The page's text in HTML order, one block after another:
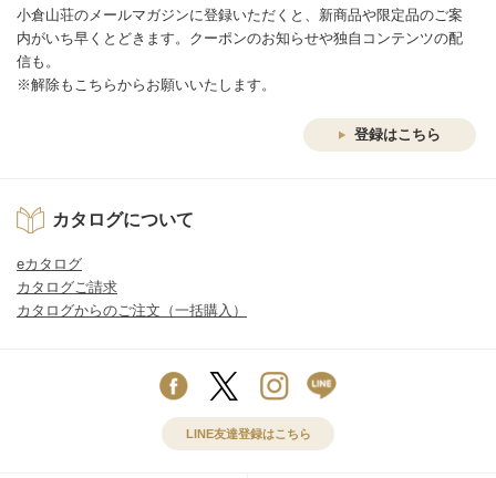
小倉山荘のメールマガジンに登録いただくと、新商品や限定品のご案
内がいち早くとどきます。クーポンのお知らせや独自コンテンツの配
信も。
※解除もこちらからお願いいたします。
登録はこちら
カタログについて
eカタログ
カタログご請求
カタログからのご注文（一括購入）
LINE友達登録はこちら